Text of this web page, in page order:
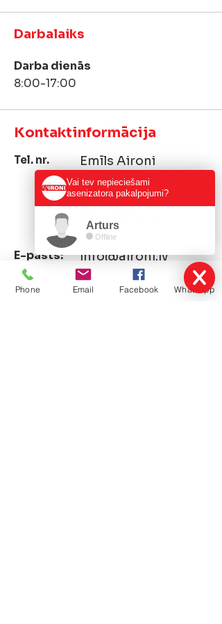
Darbalaiks
Darba dienās
8:00-17:00
Kontaktinformācija
Tel. nr.
Emīls Aironi
+371 29 994 690
Iļja Aironi
+371 23 231 312
E-pasts: info@aironi.lv
Phone Email Facebook WhatsApp
Vai tev nepieciešami
asenizatora pakalpojumi?
Arturs
Offline